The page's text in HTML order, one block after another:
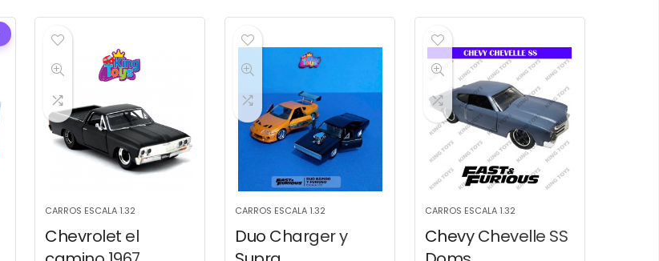
CARROS ESCALA 1.32
Chevrolet el
CARROS ESCALA 1.32
Duo Charger y
CARROS ESCALA 1.32
Chevy Chevelle SS